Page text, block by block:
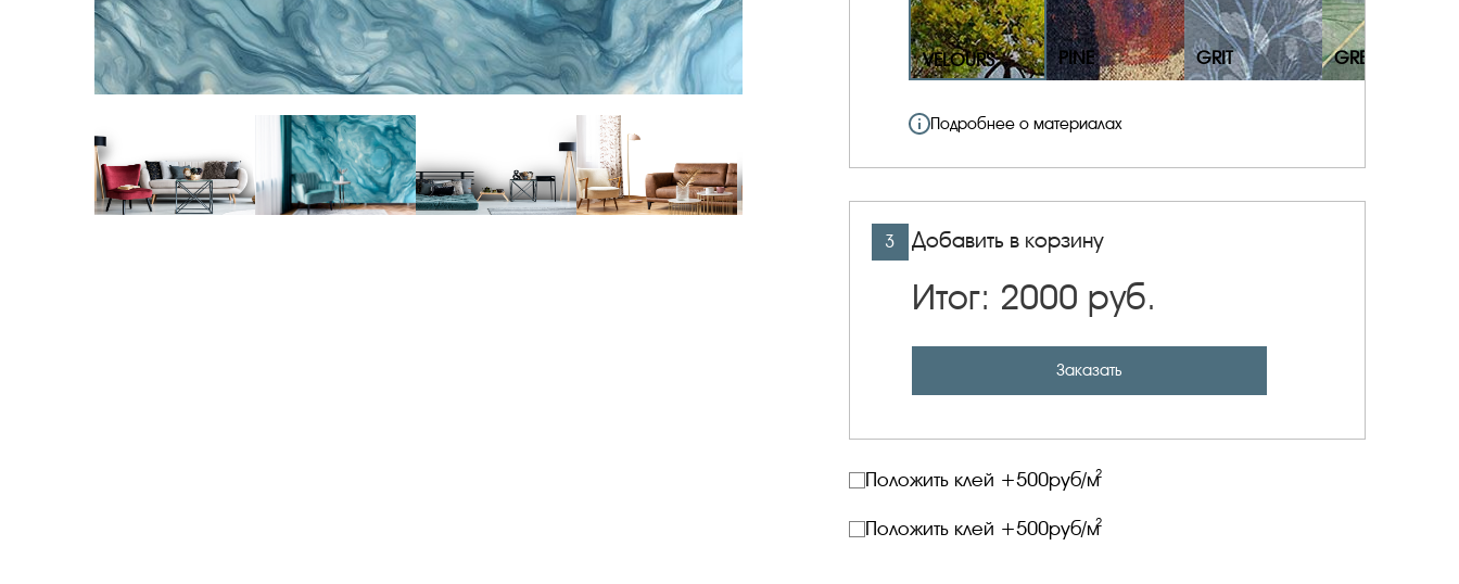
VELOURS PINE GRIT GRESS
Подробнее о материалах
3 Добавить в корзину
Итог: 2000 руб.
Заказать
Положить клей +500руб/м2
Положить клей +500руб/м2